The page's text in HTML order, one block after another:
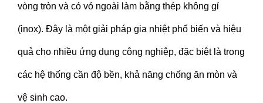
vòng tròn và có vỏ ngoài làm bằng thép không gỉ
(inox). Đây là một giải pháp gia nhiệt phổ biến và hiệu
quả cho nhiều ứng dụng công nghiệp, đặc biệt là trong
các hệ thống cần độ bền, khả năng chống ăn mòn và
vệ sinh cao.